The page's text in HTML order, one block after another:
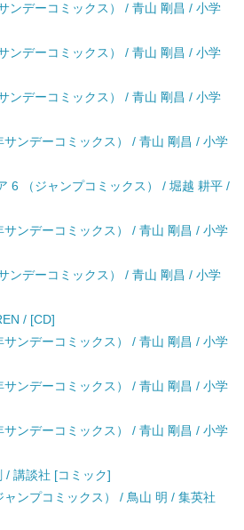
ンデーコミックス） / 青山 剛昌 / 小学
ンデーコミックス） / 青山 剛昌 / 小学
ンデーコミックス） / 青山 剛昌 / 小学
ンデーコミックス） / 青山 剛昌 / 小学
6 （ジャンプコミックス） / 堀越 耕平 /
ンデーコミックス） / 青山 剛昌 / 小学
ンデーコミックス） / 青山 剛昌 / 小学
/ [CD]
ンデーコミックス） / 青山 剛昌 / 小学
ンデーコミックス） / 青山 剛昌 / 小学
ンデーコミックス） / 青山 剛昌 / 小学
/ 講談社 [コミック]
ンプコミックス） / 鳥山 明 / 集英社